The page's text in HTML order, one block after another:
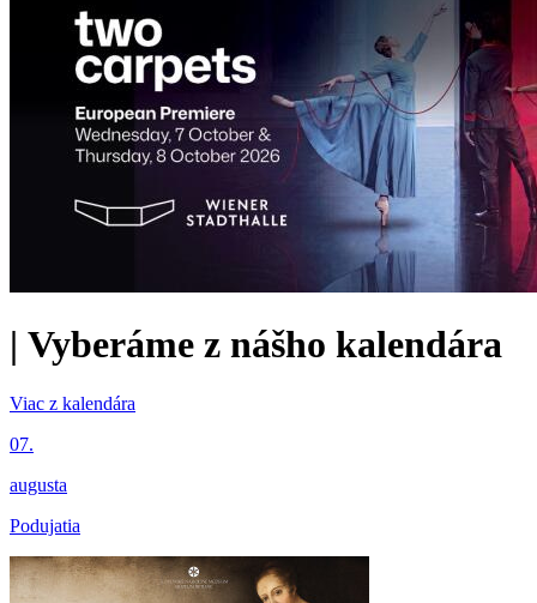
| Vyberáme z nášho kalendára
Viac z kalendára
07.
augusta
Podujatia